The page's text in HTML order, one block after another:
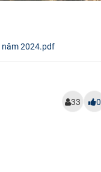
2024.pdf
33 0